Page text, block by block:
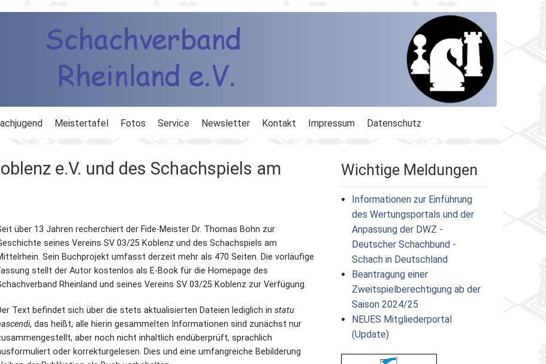
Meistertafel Fotos Service
Ergebnisdienst
Schachlinks
Formulare
Newsletter Kontakt Impressum Datenschutz
e.V. und des Schachspiels am
über 13 Jahren recherchiert der Fide-Meister Dr. Thomas Bohn zur
seines Vereins SV 03/25 Koblenz und des Schachspiels am
Sein Buchprojekt umfasst derzeit mehr als 470 Seiten. Die vorläufige
stellt der Autor kostenlos als E-Book für die Homepage des
Rheinland und seines Vereins SV 03/25 Koblenz zur Verfügung.
Text befindet sich über die stets aktualisierten Dateien lediglich in statu
, das heißt, alle hierin gesammelten Informationen sind zunächst nur
aber noch nicht inhaltlich endüberprüft, sprachlich
oder korrekturgelesen. Dies und eine umfangreiche Bebilderung
Wichtige Meldungen
Informationen zur Einführung
des Wertungsportals und der
Anpassung der DWZ -
Deutscher Schachbund -
Schach in Deutschland
Beantragung einer
Zweitspielberechtigung ab der
Saison 2024/25
NEUES Mitgliederportal
(Update)